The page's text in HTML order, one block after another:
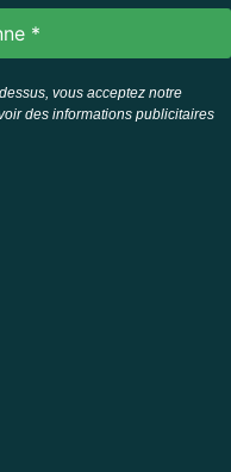
vous acceptez notre
des informations publicitaires